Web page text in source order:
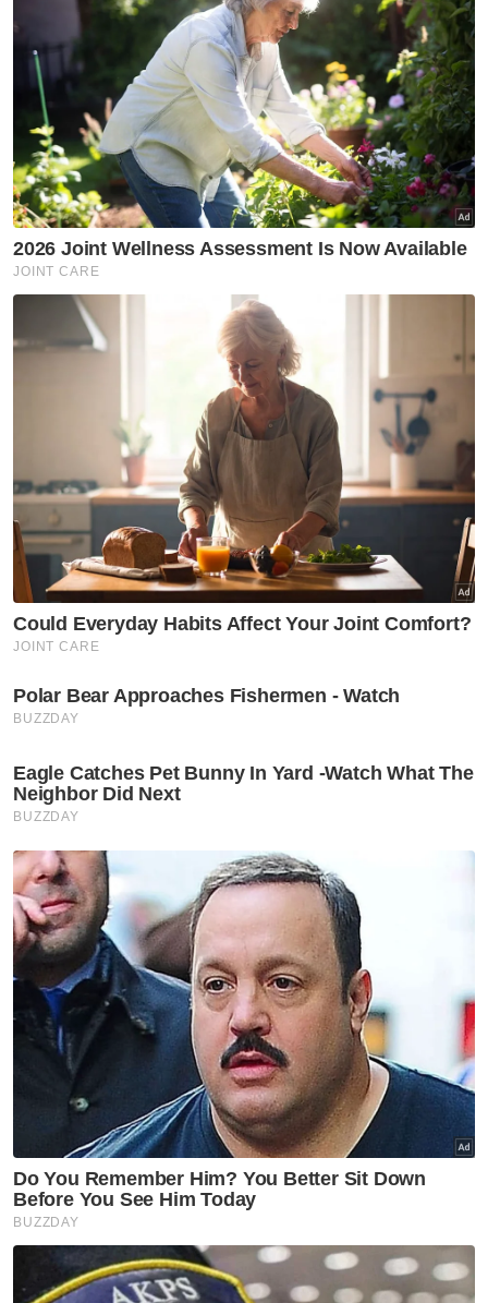
Muat turun aplikasi Sinar Harian.Klik di sini!
YBR
Sabah
Artikel Disyorkan
Nasional
Harap pengumuman PM fokus
tiga komponen utama
melibatkan struktur ATM -
Menteri Pertahanan
Nasional
Tindakan sita kontena muatan
ke Israel bukti ketegasan
Malaysia - Anwar
Nasional
JMD 2026 perkasa rakyat ke
arah negara AI